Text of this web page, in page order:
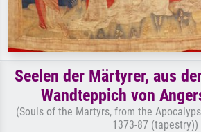
Seelen der Märtyrer, aus
Wandteppich von
(Souls of the Martyrs, from the
1373-87 (tapestry))